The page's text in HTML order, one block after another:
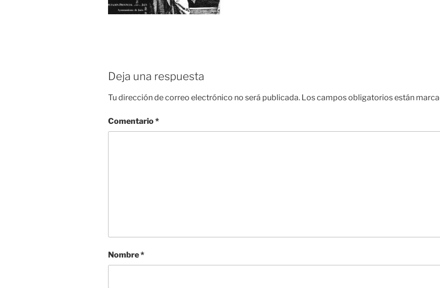
Deja una respuesta
Tu dirección de correo electrónico no será publicada. Los campos obligatorios están
Comentario*
Nombre*